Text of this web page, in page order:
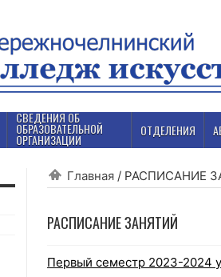
СВЕДЕНИЯ ОБ
ОБРАЗОВАТЕЛЬНОЙ
ОРГАНИЗАЦИИ
ОТДЕЛЕНИЯ
Главная / РАСПИСАНИЕ
РАСПИСАНИЕ ЗАНЯТИЙ
Первый семестр 2023-2024